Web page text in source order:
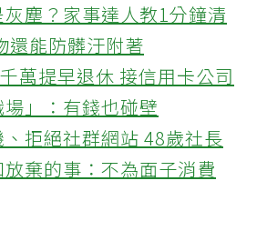
塵？家事達人教1分鐘清
還能防髒汙附著
萬提早退休 接信用卡公司
」：有錢也碰壁
拒絕社群網站 48歲社長
棄的事：不為面子消費